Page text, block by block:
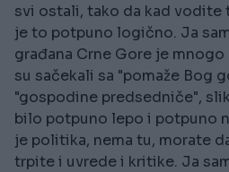
svi ostali, tako da kad vodite
je to potpuno logično. Ja
građana Crne Gore je
su sačekali sa "pomaže Bog
"gospodine predsedniče",
bilo potpuno lepo i potpuno
je politika, nema tu, morate
trpite i uvrede i kritike. Ja